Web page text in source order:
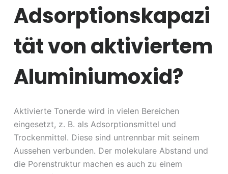
p
e
n
Adsorptionskapazi
tät von aktiviertem
Aluminiumoxid?
Aktivierte Tonerde wird in vielen Bereichen
eingesetzt, z. B. als Adsorptionsmittel und
Trockenmittel. Diese sind untrennbar mit seinem
Aussehen verbunden. Der molekulare Abstand und
die Porenstruktur machen es auch zu einem